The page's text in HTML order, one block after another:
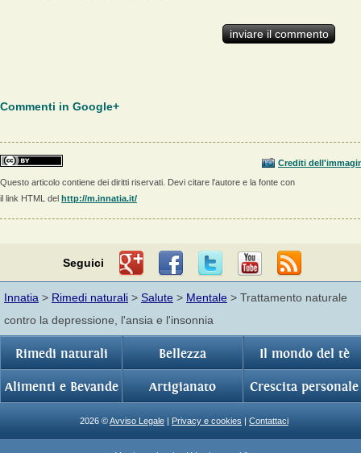
Commenti in Google+
Crediti
Questo articolo contiene dei diritti riservati. Devi citare l'autore e la fonte con
il link HTML del http://m.innatia.it/
Seguici
Innatia > Rimedi naturali > Salute > Mentale > Trattamento naturale
contro la depressione, l'ansia e l'insonnia
Rimedi naturali Bellezza Il mondo del tè
Alimenti e Bevande Artigianato Crescita personale
2026 ©Avviso Legale Privacy e cookies Contattaci